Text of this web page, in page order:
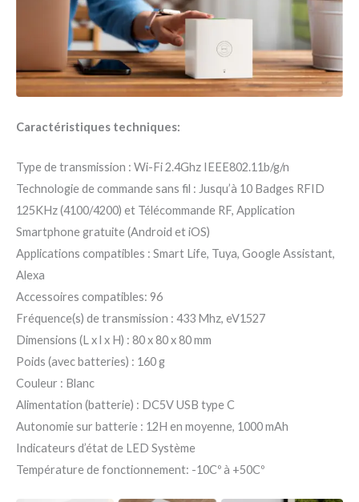
Caractéristiques techniques:
Type de transmission : Wi-Fi 2.4Ghz IEEE802.11b/g/n
Technologie de commande sans fil : Jusqu’à 10 Badges RFID
125KHz (4100/4200) et Télécommande RF, Application
Smartphone gratuite (Android et iOS)
Applications compatibles : Smart Life, Tuya, Google Assistant,
Alexa
Accessoires compatibles: 96
Fréquence(s) de transmission : 433 Mhz, eV1527
Dimensions (L x l x H) : 80 x 80 x 80 mm
Poids (avec batteries) : 160 g
Couleur : Blanc
Alimentation (batterie) : DC5V USB type C
Autonomie sur batterie : 12H en moyenne, 1000 mAh
Indicateurs d’état de LED Système
Température de fonctionnement: -10Cº à +50Cº